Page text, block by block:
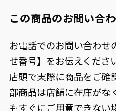
この商品のお問い合
お電話でのお問い合わせ
せ番号】をお伝えくださ
店頭で実際に商品をご確
部商品は店舗に在庫がな
もすぐにご用意できない